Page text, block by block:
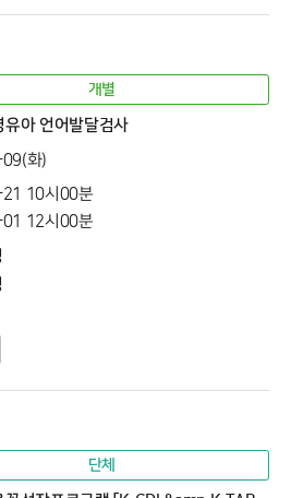
개별
아 언어발달검사
화)
10시00분
12시00분
단체